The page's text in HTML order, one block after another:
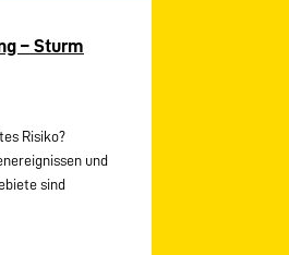
– Sturm
Risiko?
und
sind